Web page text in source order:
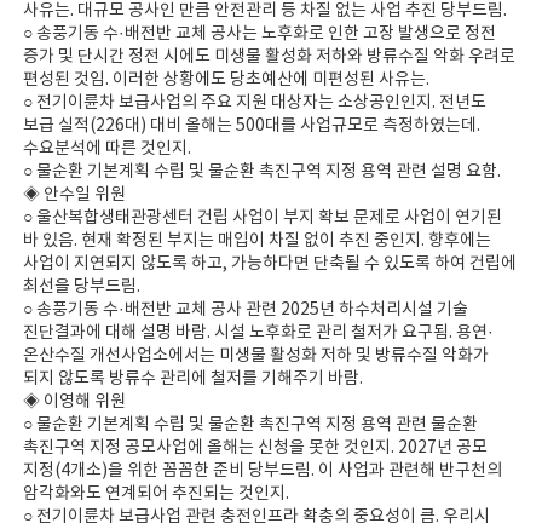
사유는. 대규모 공사인 만큼 안전관리 등 차질 없는 사업 추진 당부드림.
○ 송풍기동 수·배전반 교체 공사는 노후화로 인한 고장 발생으로 정전
증가 및 단시간 정전 시에도 미생물 활성화 저하와 방류수질 악화 우려로
편성된 것임. 이러한 상황에도 당초예산에 미편성된 사유는.
○ 전기이륜차 보급사업의 주요 지원 대상자는 소상공인인지. 전년도
보급 실적(226대) 대비 올해는 500대를 사업규모로 측정하였는데.
수요분석에 따른 것인지.
○ 물순환 기본계획 수립 및 물순환 촉진구역 지정 용역 관련 설명 요함.
◈ 안수일 위원
○ 울산복합생태관광센터 건립 사업이 부지 확보 문제로 사업이 연기된
바 있음. 현재 확정된 부지는 매입이 차질 없이 추진 중인지. 향후에는
사업이 지연되지 않도록 하고, 가능하다면 단축될 수 있도록 하여 건립에
최선을 당부드림.
○ 송풍기동 수·배전반 교체 공사 관련 2025년 하수처리시설 기술
진단결과에 대해 설명 바람. 시설 노후화로 관리 철저가 요구됨. 용연·
온산수질 개선사업소에서는 미생물 활성화 저하 및 방류수질 악화가
되지 않도록 방류수 관리에 철저를 기해주기 바람.
◈ 이영해 위원
○ 물순환 기본계획 수립 및 물순환 촉진구역 지정 용역 관련 물순환
촉진구역 지정 공모사업에 올해는 신청을 못한 것인지. 2027년 공모
지정(4개소)을 위한 꼼꼼한 준비 당부드림. 이 사업과 관련해 반구천의
암각화와도 연계되어 추진되는 것인지.
○ 전기이륜차 보급사업 관련 충전인프라 확충의 중요성이 큼. 우리시